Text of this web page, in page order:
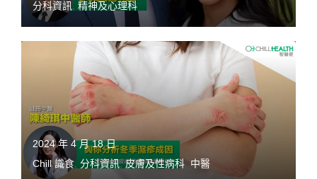
分科資訊, 精神及心理科
2024 年 4 月 18 日
Chill 識食, 分科資訊,皮膚及性病科 中醫